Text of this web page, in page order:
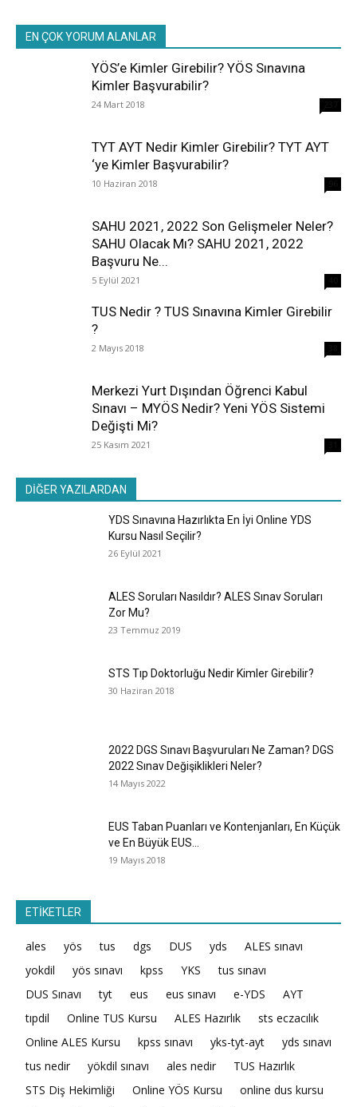
EN ÇOK YORUM ALANLAR
YÖS’e Kimler Girebilir? YÖS Sınavına
Kimler Başvurabilir?
24 Mart 2018
TYT AYT Nedir Kimler Girebilir? TYT AYT
‘ye Kimler Başvurabilir?
10 Haziran 2018
SAHU 2021, 2022 Son Gelişmeler Neler?
SAHU Olacak Mı? SAHU 2021, 2022
Başvuru Ne...
5 Eylül 2021
TUS Nedir ? TUS Sınavına Kimler Girebilir
?
2 Mayıs 2018
Merkezi Yurt Dışından Öğrenci Kabul
Sınavı – MYÖS Nedir? Yeni YÖS Sistemi
Değişti Mi?
25 Kasım 2021
DİĞER YAZILARDAN
YDS Sınavına Hazırlıkta En İyi Online YDS
Kursu Nasıl Seçilir?
26 Eylül 2021
ALES Soruları Nasıldır? ALES Sınav Soruları
Zor Mu?
23 Temmuz 2019
STS Tıp Doktorluğu Nedir Kimler Girebilir?
30 Haziran 2018
2022 DGS Sınavı Başvuruları Ne Zaman? DGS
2022 Sınav Değişiklikleri Neler?
14 Mayıs 2022
EUS Taban Puanları ve Kontenjanları, En Küçük
ve En Büyük EUS...
19 Mayıs 2018
ETİKETLER
ales yös tus dgs DUS yds
ALES sınavı
yokdil
yös sınavı kpss YKS
tus sınavı
DUS Sınavı
tyt eus eus sınavı e-YDS
AYT
tıpdil
Online TUS Kursu ALES Hazırlık
sts eczacılık
Online ALES Kursu
kpss sınavı yks-tyt-ayt
yds sınavı
tus nedir
yökdil sınavı ales nedir
TUS Hazırlık
STS Diş Hekimliği
Online YÖS Kursu
online dus kursu